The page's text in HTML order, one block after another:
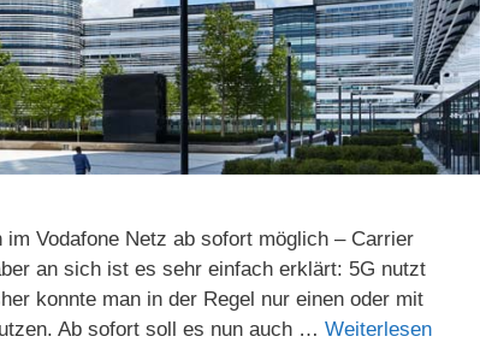
Vodafone Netz ab sofort möglich – Carrier
an sich ist es sehr einfach erklärt: 5G nutzt
konnte man in der Regel nur einen oder mit
Ab sofort soll es nun auch … Weiterlesen